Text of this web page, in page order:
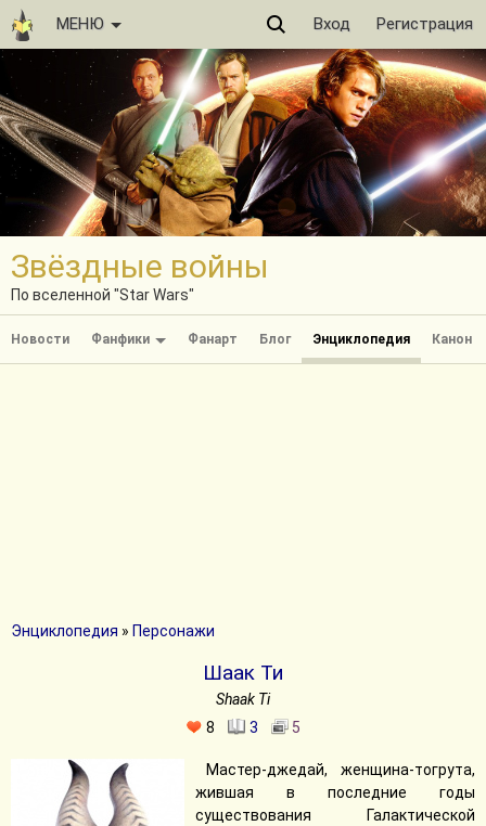
МЕНЮ Вход Регистрация
Звёздные войны
По вселенной "Star Wars"
Новости Фанфики Фанарт Блог Энциклопедия Канон
Энциклопедия » Персонажи
Шаак Ти
Shaak Ti
8
3 5
Мастер-джедай, женщина-тогрута,
жившая в последние годы
существования Галактической